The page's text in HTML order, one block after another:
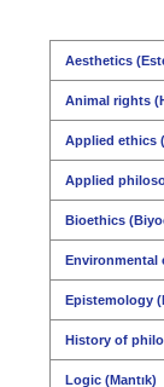
Aesthetics
Animal rights
Applied ethics
Applied
Bioethics
Environmental
Epistemology
History of
Logic (Mantık)